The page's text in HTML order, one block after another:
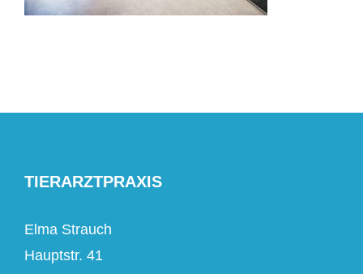
TIERARZTPRAXIS
Elma Strauch
Hauptstr. 41